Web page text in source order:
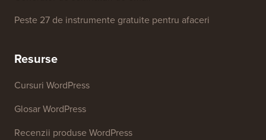
Peste 27 de instrumente gratuite pentru afaceri
Resurse
Cursuri WordPress
Glosar WordPress
Recenzii produse WordPress